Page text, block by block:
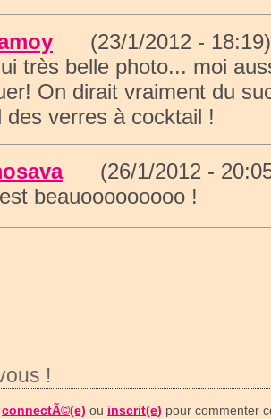
(23/1/2012 -
très belle photo... moi
On dirait vraiment du
des verres à cocktail !
(26/1/2012 -
beauooooooooo !
!
connectÃ©(e) ou inscrit(e) pour commenter